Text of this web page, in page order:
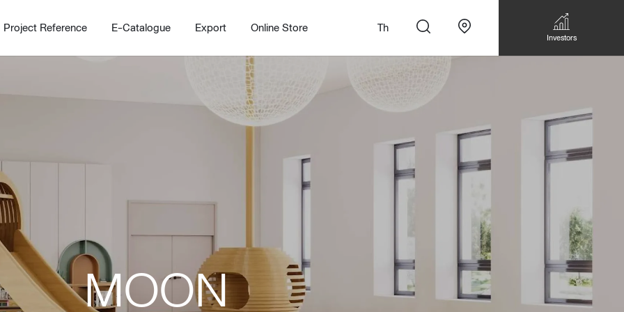
Living room
Dining room
Bedroom
Wordrobe
Kitchens
Kitchen Accessories
Barstool
Trolley
Walk-in closet &
Storage
Bookshelf & Multimedia
Wall decoration
Custom เหมาะกับทุกไลฟ์
สไตล์
Custom Dining Table
Project Reference E-Catalogue Export Online Store Th
Investors
MOON